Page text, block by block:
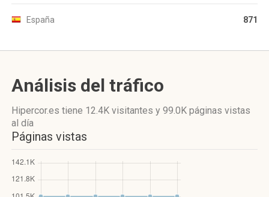
España 871
Análisis del tráfico
Hipercor.es tiene 12.4K visitantes y 99.0K páginas vistas
al día
Páginas vistas